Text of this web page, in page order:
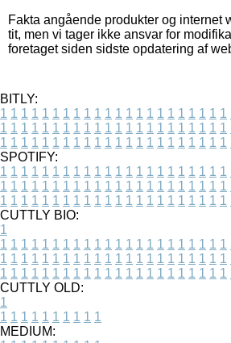
Fakta angående produkter og internet
tit, men vi tager ikke ansvar for
foretaget siden sidste opdatering af
BITLY:
1 1 1 1 1 1 1 1 1 1 1 1 1 1 1 1 1 1 1 1 1 1
1 1 1 1 1 1 1 1 1 1 1 1 1 1 1 1 1 1 1 1 1 1
1 1 1 1 1 1 1 1 1 1 1 1 1 1 1 1 1 1 1 1 1 1
SPOTIFY:
1 1 1 1 1 1 1 1 1 1 1 1 1 1 1 1 1 1 1 1 1 1
1 1 1 1 1 1 1 1 1 1 1 1 1 1 1 1 1 1 1 1 1 1
1 1 1 1 1 1 1 1 1 1 1 1 1 1 1 1 1 1 1 1 1 1
CUTTLY BIO:
1
1 1 1 1 1 1 1 1 1 1 1 1 1 1 1 1 1 1 1 1 1 1
1 1 1 1 1 1 1 1 1 1 1 1 1 1 1 1 1 1 1 1 1 1
1 1 1 1 1 1 1 1 1 1 1 1 1 1 1 1 1 1 1 1 1 1
CUTTLY OLD:
1
1 1 1 1 1 1 1 1 1 1
MEDIUM: